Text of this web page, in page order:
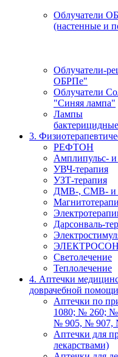
Облучатели
(настенные и
Облучатели-
ОБРПе"
Облучатели
"Синяя лампа"
Лампы
бактерицидные
3.
РЕФТОН
Амплипульс- и
УВЧ-терапия
УЗТ-терапия
ДМВ-, СМВ- и
Дарсонваль-
ЭЛЕКТРОСОН
Светолечение
Теплолечение
4. Аптечки
доврачебной помощи
Аптечки по
1080; № 260;
№ 905, № 907,
Аптечки для
лекарствами)